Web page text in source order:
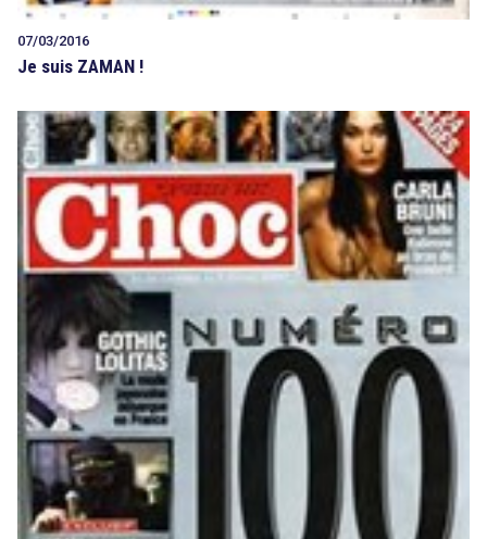
07/03/2016
Je suis ZAMAN !